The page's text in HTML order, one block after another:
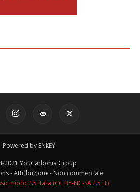
Powered by ENKEY
2021 YouCarbonia Group
- Attribuzione - Non commerciale
modo 2.5 Italia (CC BY-NC-SA 2.5 IT)